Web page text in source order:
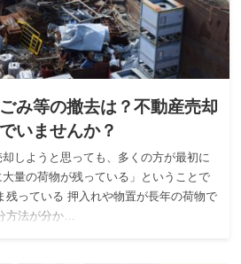
み等の撤去は？不動産売却
いませんか？
しようと思っても、多くの方が最初に
量の荷物が残っている」ということで
残っている 押入れや物置が長年の荷物で
方法が分か…